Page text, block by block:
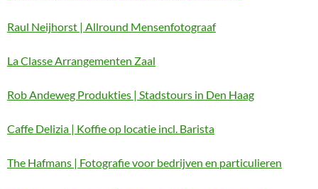
Raul Neijhorst | Allround Mensenfotograaf
La Classe Arrangementen Zaal
Rob Andeweg Produkties | Stadstours in Den Haag
Caffe Delizia | Koffie op locatie incl. Barista
The Hafmans | Fotografie voor bedrijven en particulieren